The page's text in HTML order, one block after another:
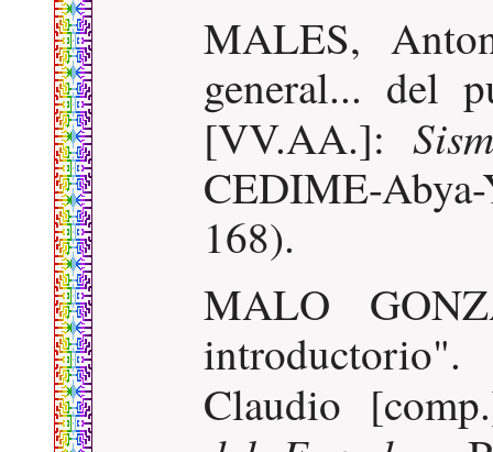
MALES,
general... del
[VV.AA.]:
CEDIME-
168).
MALO
Claudio